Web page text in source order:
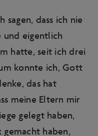
sagen, dass ich nie
und eigentlich
hatte, seit ich drei
konnte ich, Gott
das hat
meine Eltern mir
gelegt haben,
haben,